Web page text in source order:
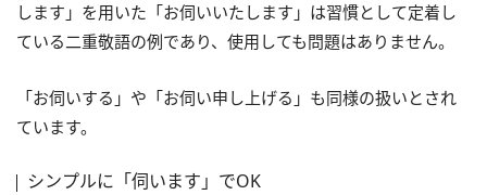
します」を用いた「お伺いいたします」は習慣として定着し
ている二重敬語の例であり、使用しても問題はありません。
「お伺いする」や「お伺い申し上げる」も同様の扱いとされ
ています。
シンプルに「伺います」でOK